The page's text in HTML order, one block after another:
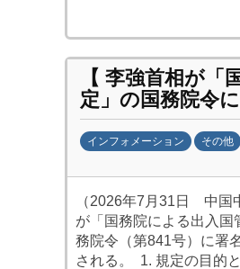
【 李強首相が「
定」の国務院令
インフォメーション その他
日
中
投
（2026年7月31日 中
が「国務院による出入国
務院令（第841号）に署
される。 1. 規定の目的